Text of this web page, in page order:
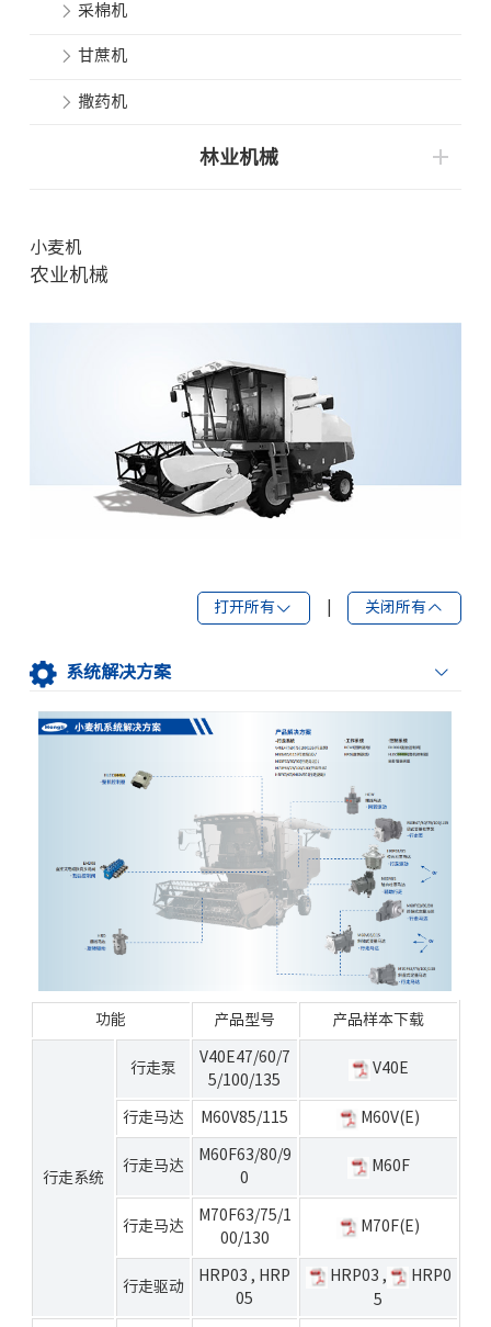
采棉机
甘蔗机
撒药机
林业机械
小麦机
农业机械
打开所有 关闭所有
系统解决方案
功能 产品型号 产品样本下载
行走系统
行走泵
V40E47/60/7
5/100/135
V40E
行走马达 M60V85/115 M60V(E)
行走马达
M60F63/80/9
0
M60F
行走马达
M70F63/75/1
00/130
M70F(E)
行走驱动
HRP03 , HRP
05
HRP03 ,
HRP0
5